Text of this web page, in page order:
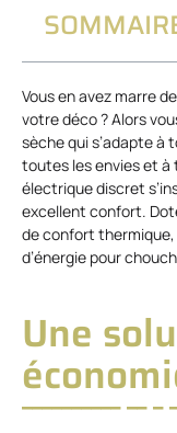
Vous en avez marre
votre déco ? Alors
sèche qui s’adapte à
toutes les envies et
électrique discret
excellent confort.
de confort thermique,
d’énergie pour
Une